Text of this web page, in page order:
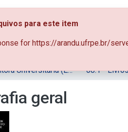
& Coleções Busca no
08. Editora Universitária (EDUFRPE)
geral
para este item
for https://arandu.ufrpe.br/